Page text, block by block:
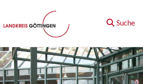
Zum Hauptinhalt springen
Suche